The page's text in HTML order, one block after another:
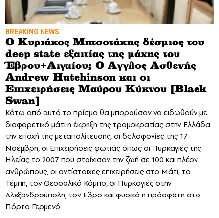
BREAKING NEWS
Ο Κυριάκος Μητσοτάκης δέσμιος του
deep state εξαιτίας της μάχης του
Έβρου+Αιγαίου; Ο Αγγλος Ασθενής
Andrew Hutchinson και οι
Επιχειρήσεις Μαύρου Κύκνου [Black
Swan]
Κάτω από αυτό το πρίσμα θα μπορούσαν να ειδωθούν με
διαφορετικό μάτι η έκρηξη της τρομοκρατίας στην Ελλάδα
την εποχή της μεταπολίτευσης, οι δολοφονίες της 17
Νοέμβρη, οι Επιχειρήσεις φωτιάς όπως οι Πυρκαγιές της
Ηλείας το 2007 που στοίχισαν την ζωή σε 100 και πλέον
ανθρώπους, οι αντίστοιχες επιχειρήσεις στο Μάτι, τα
Τέμπη, τον Θεσσαλικό Κάμπο, οι Πυρκαγιές στην
Αλεξανδρούπολη, τον Εβρο και φυσικά η πρόσφατη στο
Πόρτο Γερμενό